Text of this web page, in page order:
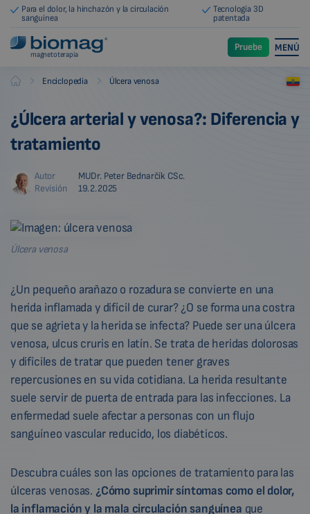
Para el dolor, la hinchazón y la circulación
sanguínea
Tecnología 3D
patentada
magnetoterapia
Pruebe MENÚ
Biomag Enciclopedia Úlcera venosa
¿Úlcera arterial y venosa?: Diferencia y
tratamiento
Autor
MUDr. Peter Bednarčík CSc.
Revisión
19.2.2025
Úlcera venosa
¿Un pequeño arañazo o rozadura se convierte en una
herida inflamada y difícil de curar? ¿O se forma una costra
que se agrieta y la herida se infecta? Puede ser una úlcera
venosa, ulcus cruris en latín. Se trata de heridas dolorosas
y difíciles de tratar que pueden tener graves
repercusiones en su vida cotidiana. La herida resultante
suele servir de puerta de entrada para las infecciones. La
enfermedad suele afectar a personas con un flujo
sanguíneo vascular reducido, los diabéticos.
Descubra cuáles son las opciones de tratamiento para las
úlceras venosas. ¿Cómo suprimir síntomas como el dolor,
la inflamación y la mala circulación sanguínea que